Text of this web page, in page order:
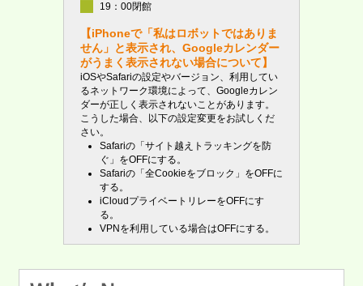
19：00閉館
【iPhoneで「私はロボットではありま
せん」と表示され、Googleカレンダー
がうまく表示されない場合について】
iOSやSafariの設定やバージョン、利用してい
るネットワーク環境によって、Googleカレン
ダーが正しく表示されないことがあります。
こうした場合、以下の設定変更をお試しくだ
さい。
Safariの「サイト越えトラッキングを防
ぐ」をOFFにする。
Safariの「全Cookieをブロック」をOFFに
する。
iCloudプライベートリレーをOFFにす
る。
VPNを利用している場合はOFFにする。